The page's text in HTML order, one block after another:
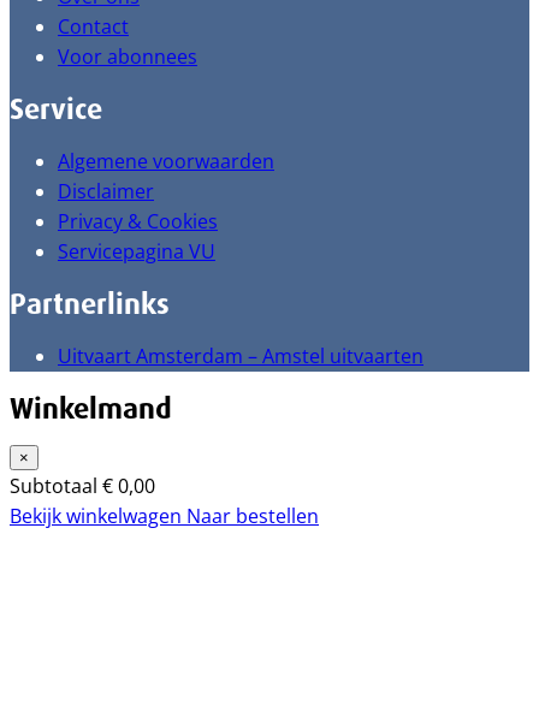
Contact
Voor abonnees
Service
Algemene voorwaarden
Disclaimer
Privacy & Cookies
Servicepagina VU
Partnerlinks
Uitvaart Amsterdam – Amstel uitvaarten
Winkelmand
×
Subtotaal €0,00
Bekijk winkelwagen Naar bestellen